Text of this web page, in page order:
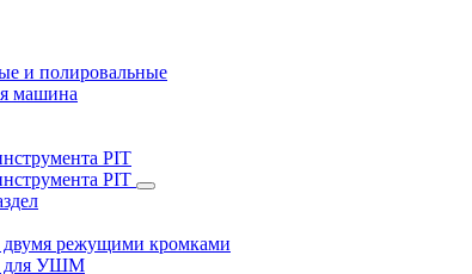
и полировальные
машина
PIT
PIT
двумя режущими кромками
для УШМ